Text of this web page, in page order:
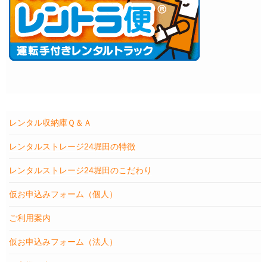
レンタル収納庫Ｑ＆Ａ
レンタルストレージ24堀田の特徴
レンタルストレージ24堀田のこだわり
仮お申込みフォーム（個人）
ご利用案内
仮お申込みフォーム（法人）